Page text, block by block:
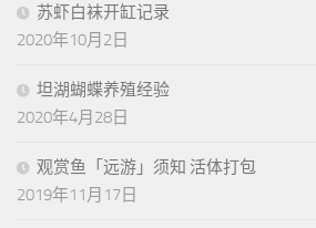
苏虾白袜开缸记录
2020年10月2日
坦湖蝴蝶养殖经验
2020年4月28日
观赏鱼「远游」须知 活体打包
2019年11月17日